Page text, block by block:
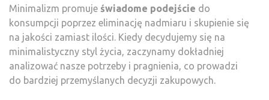
Minimalizm promuje świadome podejście do
konsumpcji poprzez eliminację nadmiaru i skupienie się
na jakości zamiast ilości. Kiedy decydujemy się na
minimalistyczny styl życia, zaczynamy dokładniej
analizować nasze potrzeby i pragnienia, co prowadzi
do bardziej przemyślanych decyzji zakupowych.